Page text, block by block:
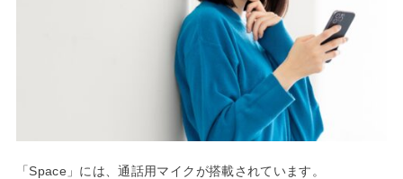
「Space」には、通話用マイクが搭載されています。